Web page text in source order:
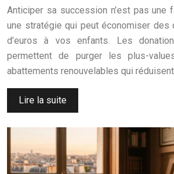
Anticiper sa succession n’est pas une
une stratégie qui peut économiser des
d’euros à vos enfants. Les
permettent de purger les plus-
abattements renouvelables qui réduisent
Lire la suite